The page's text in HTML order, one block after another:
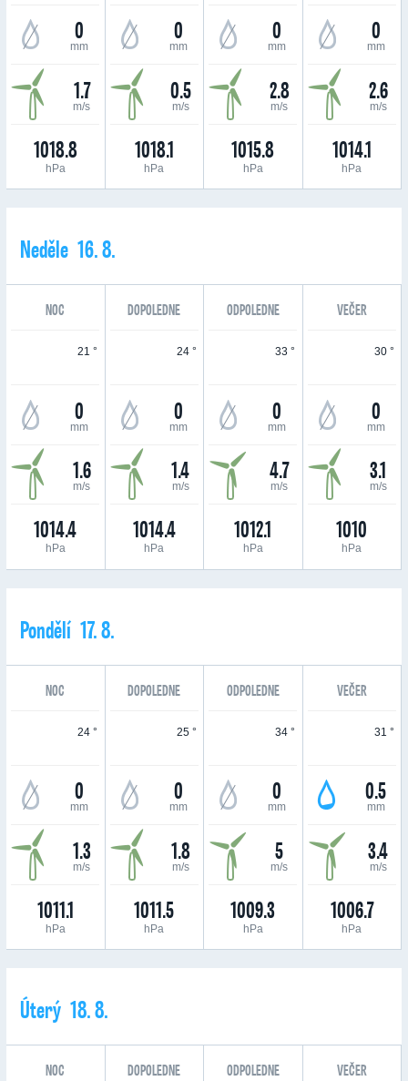
0
mm
1.7
m/s
1018.8
hPa
0
mm
0.5
m/s
1018.1
hPa
0
mm
2.8
m/s
1015.8
hPa
0
mm
2.6
m/s
1014.1
hPa
Neděle 16. 8.
NOC DOPOLEDNE ODPOLEDNE VEČER
21 °
0
mm
1.6
m/s
1014.4
hPa
24 °
0
mm
1.4
m/s
1014.4
hPa
33 °
0
mm
4.7
m/s
1012.1
hPa
30 °
0
mm
3.1
m/s
1010
hPa
Pondělí 17. 8.
NOC DOPOLEDNE ODPOLEDNE VEČER
24 °
0
mm
1.3
m/s
1011.1
hPa
25 °
0
mm
1.8
m/s
1011.5
hPa
34 °
0
mm
5
m/s
1009.3
hPa
31 °
0.5
mm
3.4
m/s
1006.7
hPa
Úterý 18. 8.
NOC DOPOLEDNE ODPOLEDNE VEČER